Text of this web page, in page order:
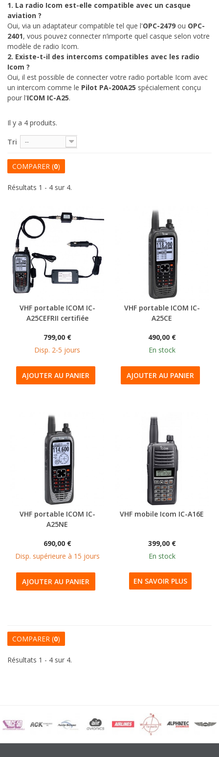
1. La radio Icom est-elle compatible avec un casque
aviation ?
Oui, via un adaptateur compatible tel que l'OPC-2479 ou OPC-
2401, vous pouvez connecter n’importe quel casque selon votre
modèle de radio Icom.
2. Existe-t-il des intercoms compatibles avec les radio
Icom ?
Oui, il est possible de connecter votre radio portable Icom avec
un intercom comme le Pilot PA-200A25 spécialement conçu
pour l'ICOM IC-A25.
Il y a 4 produits.
Tri --
COMPARER (0)
Résultats 1 - 4 sur 4.
VHF portable ICOM IC-
A25CEFRII certifiée
799,00 €
Disp. 2-5 jours
AJOUTER AU PANIER
VHF portable ICOM IC-
A25CE
490,00 €
En stock
AJOUTER AU PANIER
VHF portable ICOM IC-
A25NE
690,00 €
Disp. supérieure à 15 jours
AJOUTER AU PANIER
VHF mobile Icom IC-A16E
399,00 €
En stock
EN SAVOIR PLUS
COMPARER (0)
Résultats 1 - 4 sur 4.